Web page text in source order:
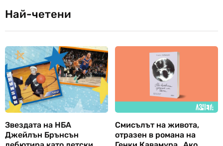
Най-четени
Звездата на НБА
Джейлън Брънсън
Смисълът на живота,
отразен в романа на